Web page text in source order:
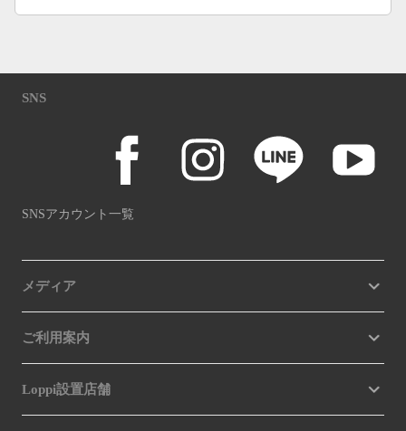
SNS
SNSアカウント一覧
メディア
ご利用案内
Loppi設置店舗